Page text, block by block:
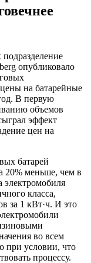
опубликовало
на батарейные
В первую
объемов
эффект
цен на
батарей
20% меньше, чем в
электромобиля
класса,
за 1 кВт·ч. И это
во всем
при условии, что
процессу.